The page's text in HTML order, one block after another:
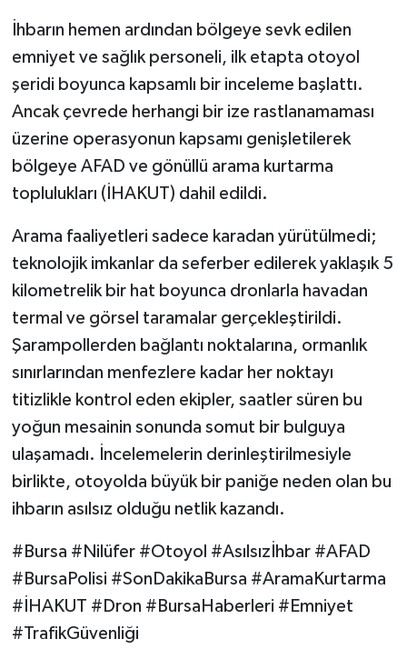
İhbarın hemen ardından bölgeye sevk edilen
emniyet ve sağlık personeli, ilk etapta otoyol
şeridi boyunca kapsamlı bir inceleme başlattı.
Ancak çevrede herhangi bir ize rastlanamaması
üzerine operasyonun kapsamı genişletilerek
bölgeye AFAD ve gönüllü arama kurtarma
toplulukları (İHAKUT) dahil edildi.
Arama faaliyetleri sadece karadan yürütülmedi;
teknolojik imkanlar da seferber edilerek yaklaşık 5
kilometrelik bir hat boyunca dronlarla havadan
termal ve görsel taramalar gerçekleştirildi.
Şarampollerden bağlantı noktalarına, ormanlık
sınırlarından menfezlere kadar her noktayı
titizlikle kontrol eden ekipler, saatler süren bu
yoğun mesainin sonunda somut bir bulguya
ulaşamadı. İncelemelerin derinleştirilmesiyle
birlikte, otoyolda büyük bir paniğe neden olan bu
ihbarın asılsız olduğu netlik kazandı.
#Bursa #Nilüfer #Otoyol #Asılsızİhbar #AFAD
#BursaPolisi #SonDakikaBursa #AramaKurtarma
#İHAKUT #Dron #BursaHaberleri #Emniyet
#TrafikGüvenliği